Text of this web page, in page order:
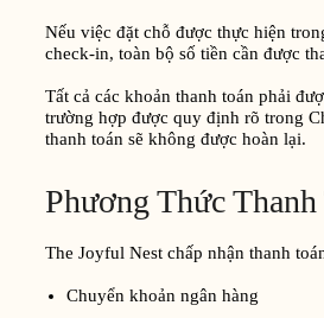
Nếu việc đặt chỗ được thực hiện
check-in, toàn bộ số tiền cần được
Tất cả các khoản thanh toán phải
trường hợp được quy định rõ trong
thanh toán sẽ không được hoàn lại.
Phương Thức Thanh
The Joyful Nest chấp nhận thanh
Chuyển khoản ngân hàng